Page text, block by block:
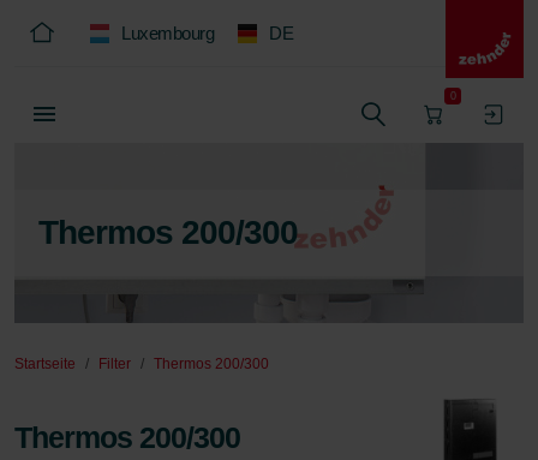
Luxembourg DE
0
Thermos 200/300
Startseite Filter Thermos 200/300
Thermos 200/300